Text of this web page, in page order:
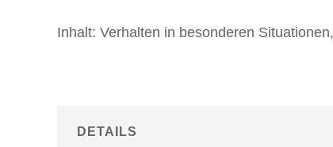
Inhalt: Verhalten in besonderen
DETAILS